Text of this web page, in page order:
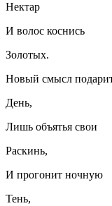
Нектар
И волос коснись
Золотых.
Новый смысл
День,
Лишь объятья свои
Раскинь,
И прогонит ночную
Тень,